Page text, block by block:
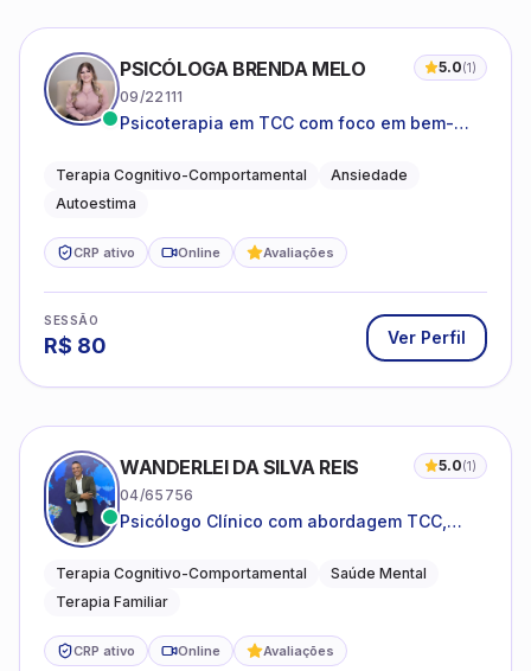
PSICÓLOGA BRENDA MELO 5.0(1)
09/22111
Psicoterapia em TCC com foco em bem-
o cotidiano
Terapia Cognitivo-Comportamental
Ansiedade
Autoestima
CRP ativo Online Avaliações
SESSÃO
R$ 80 Ver Perfil
WANDERLEI DA SILVA REIS 5.0(1)
04/65756
Psicólogo Clínico com abordagem TCC,
sistêmica
Terapia Cognitivo-Comportamental
Saúde Mental
Terapia Familiar
CRP ativo Online Avaliações